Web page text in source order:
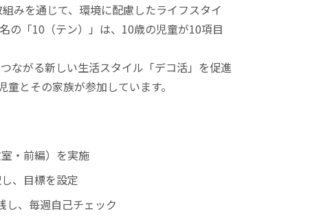
みを通じて、環境に配慮したライフスタイ
の「10（テン）」は、10歳の児童が10項目
ながる新しい生活スタイル「デコ活」を促進
とその家族が参加しています。
・前編）を実施
、目標を設定
し、毎週自己チェック